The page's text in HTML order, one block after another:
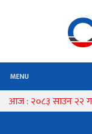
MENU
आज : २०८३ साउन २२